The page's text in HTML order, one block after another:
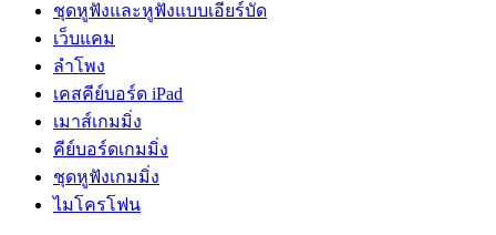
ชุดหูฟังและหูฟังแบบเอียร์บัด
เว็บแคม
ลำโพง
เคสคีย์บอร์ด iPad
เมาส์เกมมิ่ง
คีย์บอร์ดเกมมิ่ง
ชุดหูฟังเกมมิ่ง
ไมโครโฟน